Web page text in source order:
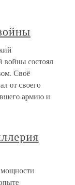
войны состоял
Своё
от своего
армию и
мощности